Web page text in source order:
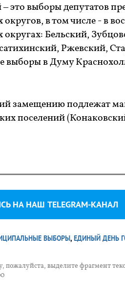
это выборы депутатов
в том числе - в
Бельский,
Ржевский,
выборы в Думу
замещению подлежат
поселений
НА НАШ TELEGRAM-КАНАЛ
ВЫБОРЫ, ЕДИНЫЙ ДЕНЬ
пожалуйста, выделите фрагмент